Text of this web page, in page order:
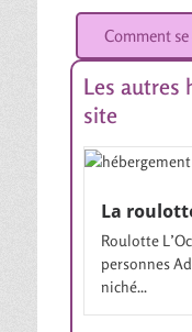
Comment
Les autres
site
La
Roulotte
personnes
niché...